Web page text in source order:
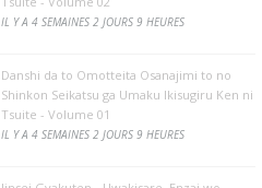
IL Y A 4 SEMAINES 2 JOURS 9 HEURES
Danshi da to Omotteita Osanajimi to no
Shinkon Seikatsu ga Umaku Ikisugiru Ken ni
Tsuite - Volume 01
IL Y A 4 SEMAINES 2 JOURS 9 HEURES